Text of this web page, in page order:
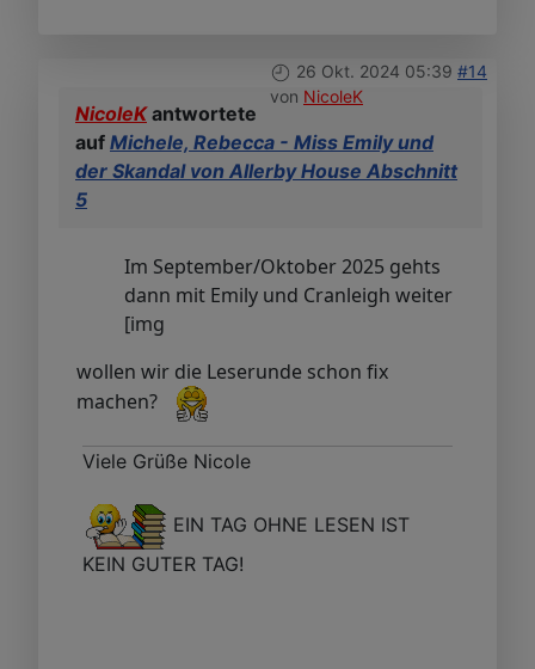
26 Okt. 2024 05:39 #14
von NicoleK
NicoleKantwortete
auf Michele, Rebecca - Miss Emily und
der Skandal von Allerby House Abschnitt
5
Im September/Oktober 2025 gehts
dann mit Emily und Cranleigh weiter
[img
wollen wir die Leserunde schon fix
machen?
Viele Grüße Nicole
EIN TAG OHNE LESEN IST
KEIN GUTER TAG!